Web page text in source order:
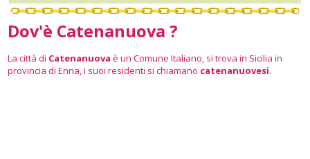
Dov'è Catenanuova ?
La città di Catenanuova è un Comune Italiano, si trova in Sicilia in
provincia di Enna, i suoi residenti si chiamano catenanuovesi.